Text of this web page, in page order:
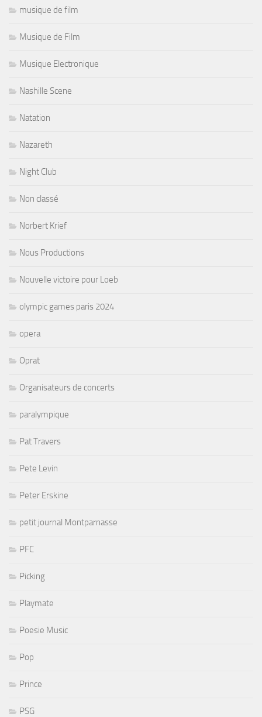
musique de film
Musique de Film
Musique Electronique
Nashille Scene
Natation
Nazareth
Night Club
Non classé
Norbert Krief
Nous Productions
Nouvelle victoire pour Loeb
olympic games paris 2024
opera
Oprat
Organisateurs de concerts
paralympique
Pat Travers
Pete Levin
Peter Erskine
petit journal Montparnasse
PFC
Picking
Playmate
Poesie Music
Pop
Prince
PSG